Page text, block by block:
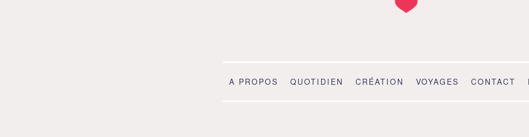
A PROPOS QUOTIDIEN CRÉATION VOYAGES CONTACT